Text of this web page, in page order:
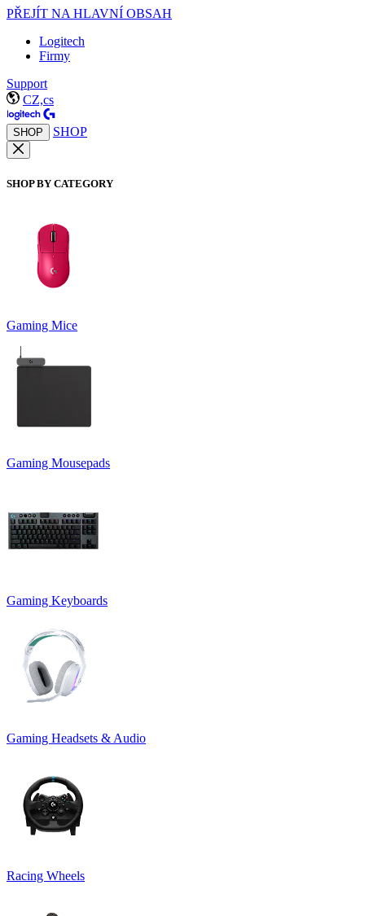
PŘEJÍT NA HLAVNÍ OBSAH
Logitech
Firmy
Support
CZ,cs
SHOP SHOP
SHOP BY CATEGORY
Gaming Mice
Gaming Mousepads
Gaming Keyboards
Gaming Headsets & Audio
Racing Wheels